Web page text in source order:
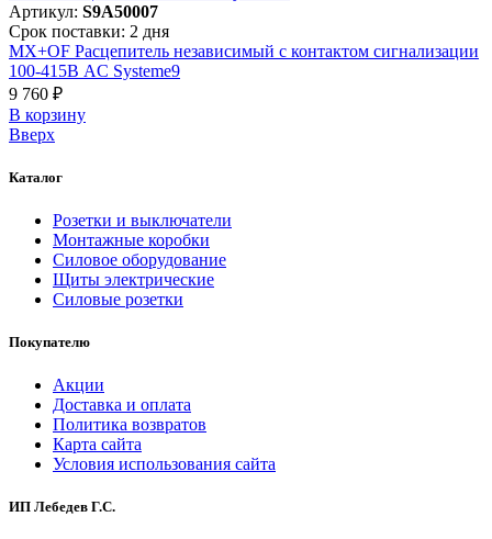
Артикул: S9A50007
Срок поставки: 2 дня
MX+OF Расцепитель независимый с контактом сигнализации
100-415В AC Systeme9
9 760 ₽
В корзинy
Вверх
Каталог
Розетки и выключатели
Монтажные коробки
Силовое оборудование
Щиты электрические
Силовые розетки
Покупателю
Акции
Доставка и оплата
Политика возвратов
Карта сайта
Условия использования сайта
ИП Лебедев Г.С.